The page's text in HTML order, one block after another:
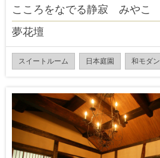
こころをなでる静寂 みやこ
夢花壇
スイートルーム 日本庭園 和モダン